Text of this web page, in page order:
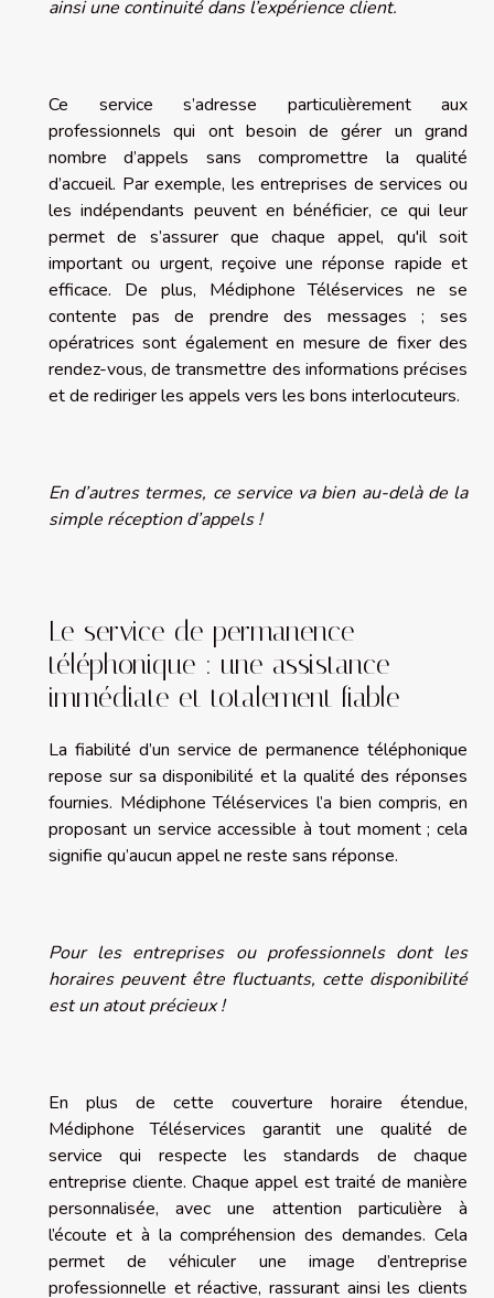
ainsi une continuité dans l’expérience client.
Ce service s’adresse particulièrement aux
professionnels qui ont besoin de gérer un grand
nombre d’appels sans compromettre la qualité
d’accueil. Par exemple, les entreprises de services ou
les indépendants peuvent en bénéficier, ce qui leur
permet de s’assurer que chaque appel, qu'il soit
important ou urgent, reçoive une réponse rapide et
efficace. De plus, Médiphone Téléservices ne se
contente pas de prendre des messages ; ses
opératrices sont également en mesure de fixer des
rendez-vous, de transmettre des informations précises
et de rediriger les appels vers les bons interlocuteurs.
En d’autres termes, ce service va bien au-delà de la
simple réception d’appels !
Le service de permanence
téléphonique : une assistance
immédiate et totalement fiable
La fiabilité d’un service de permanence téléphonique
repose sur sa disponibilité et la qualité des réponses
fournies. Médiphone Téléservices l’a bien compris, en
proposant un service accessible à tout moment ; cela
signifie qu’aucun appel ne reste sans réponse.
Pour les entreprises ou professionnels dont les
horaires peuvent être fluctuants, cette disponibilité
est un atout précieux !
En plus de cette couverture horaire étendue,
Médiphone Téléservices garantit une qualité de
service qui respecte les standards de chaque
entreprise cliente. Chaque appel est traité de manière
personnalisée, avec une attention particulière à
l’écoute et à la compréhension des demandes. Cela
permet de véhiculer une image d’entreprise
professionnelle et réactive, rassurant ainsi les clients